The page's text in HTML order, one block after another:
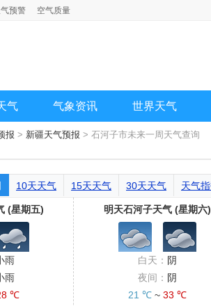
预警 空气质量
气 气象资讯 世界天气
报 > 新疆天气预报 > 石河子市未来一周天气查询
10天天气 15天天气 30天天气 天气
(星期五)
雨
雨
℃
明天石河子天气 (星期六)
白天： 阴
夜间： 阴
21 ℃~ 33 ℃